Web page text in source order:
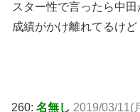
スター性で言ったら中
成績がかけ離れてるけど
260: 名無し 2019/03/11(